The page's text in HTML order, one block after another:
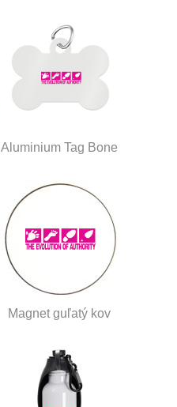
Aluminium Tag Bone
Magnet guľatý kov